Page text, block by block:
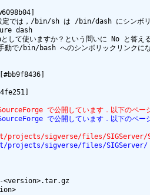
では，/bin/sh は /bin/dash にシンボリ
dash
として使いますか？という問いに No と
手動で/bin/bash へのシンボリックリンクに
SourceForge で公開しています．以下の
で公開しています．以下のペ
projects/sigverse/files/SIGServer/
projects/sigverse/files/SIGServer/
<version>.tar.gz